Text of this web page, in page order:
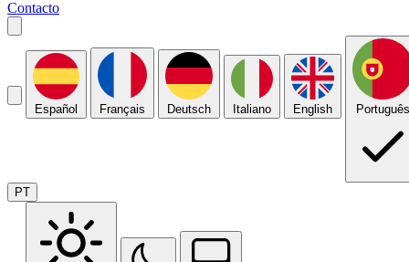
Contacto
Español Français Deutsch Italiano English Português
PT